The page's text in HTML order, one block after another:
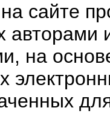
сайте
авторами
на